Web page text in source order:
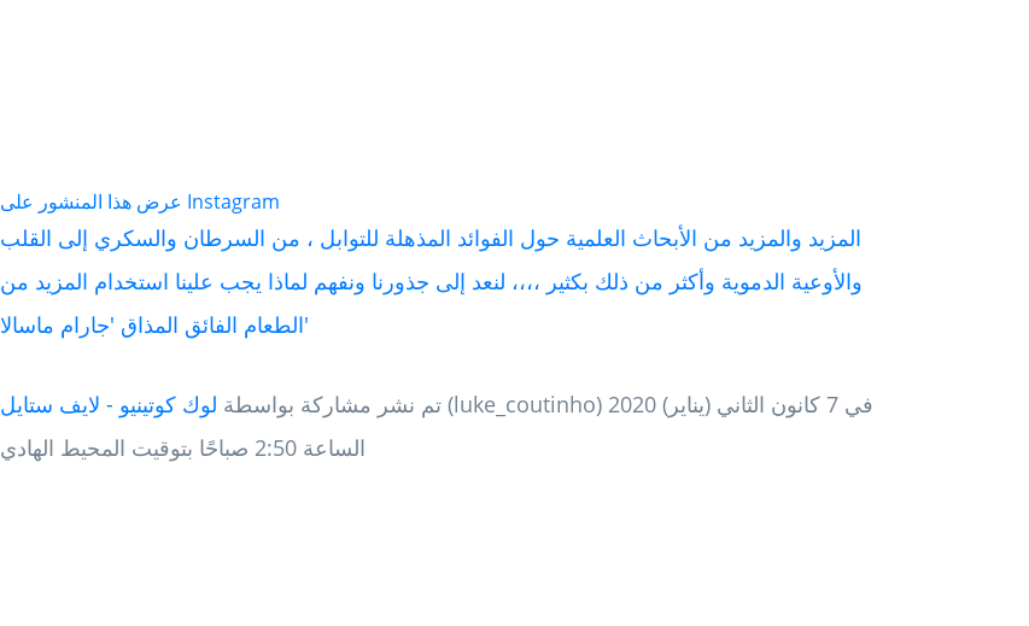
عرض هذا المنشور على Instagram
المزيد والمزيد من الأبحاث العلمية حول الفوائد المذهلة للتوابل ، من السرطان والسكري إلى القلب
والأوعية الدموية وأكثر من ذلك بكثير ،،،، لنعد إلى جذورنا ونفهم لماذا يجب علينا استخدام المزيد من
الطعام الفائق المذاق 'جارام ماسالا'
تم نشر مشاركة بواسطة لوك كوتينيو - لايف ستايل
(luke_coutinho) في 7 كانون الثاني (يناير) 2020
الساعة 2:50 صباحًا بتوقيت المحيط الهادي